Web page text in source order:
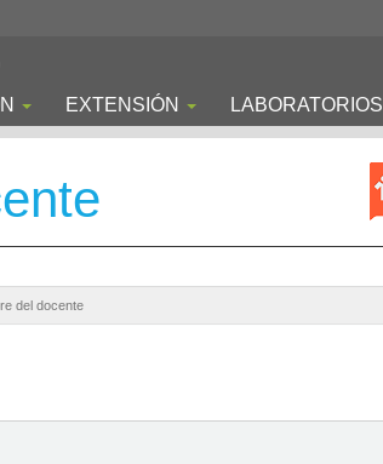
EXTENSIÓN LABORATORIOS